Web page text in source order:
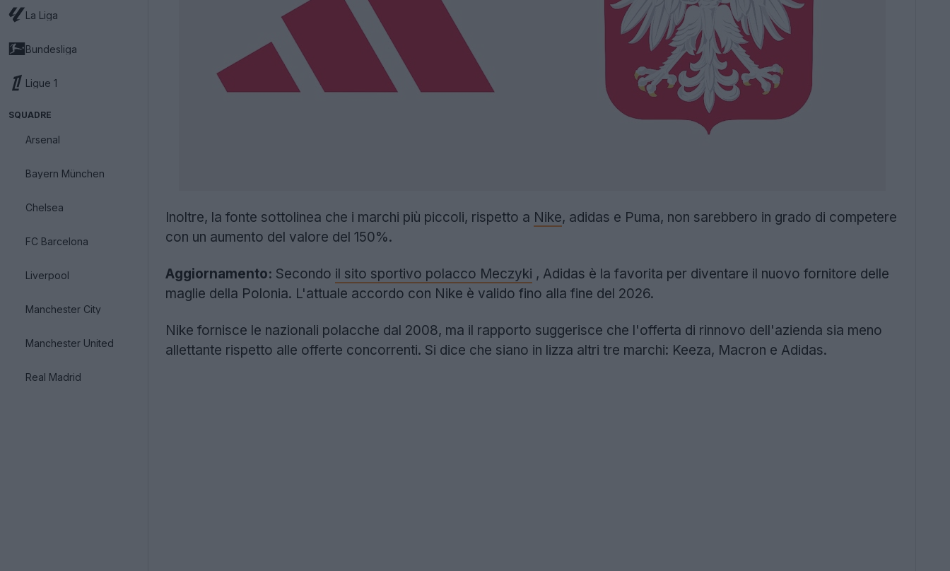
La Liga
Bundesliga
Ligue 1
SQUADRE
Arsenal
Bayern München
Chelsea
FC Barcelona
Liverpool
Manchester City
Manchester United
Real Madrid
Inoltre, la fonte sottolinea che i marchi più piccoli, rispetto a Nike, adidas e Puma, non sarebbero in grado di competere
con un aumento del valore del 150%.
Aggiornamento: Secondo il sito sportivo polacco Meczyki , Adidas è la favorita per diventare il nuovo fornitore delle
maglie della Polonia. L'attuale accordo con Nike è valido fino alla fine del 2026.
Nike fornisce le nazionali polacche dal 2008, ma il rapporto suggerisce che l'offerta di rinnovo dell'azienda sia meno
allettante rispetto alle offerte concorrenti. Si dice che siano in lizza altri tre marchi: Keeza, Macron e Adidas.